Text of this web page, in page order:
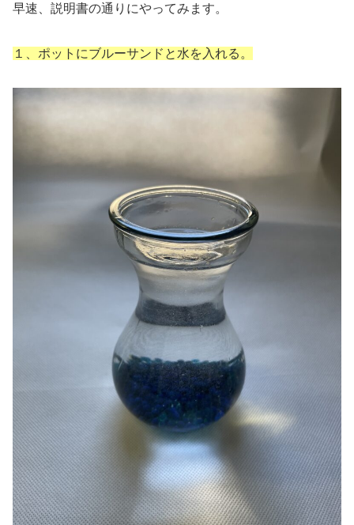
早速、説明書の通りにやってみます。
１、ポットにブルーサンドと水を入れる。